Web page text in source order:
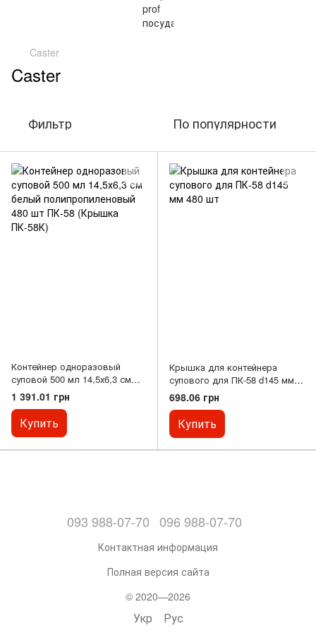
Caster
Caster
Фильтр По популярности
Контейнер одноразовый
суповой 500 мл 14,5х6,3 см
белый полипропиленовый 480
шт ПК-58 (Крышка ПК-58К)
1 391.01 грн
Купить
Крышка для контейнера
супового для ПК-58 d145 мм
480 шт
698.06 грн
Купить
093 988-07-70 096 988-07-70
Контактная информация
Полная версия сайта
© 2020—2026
Укр Рус